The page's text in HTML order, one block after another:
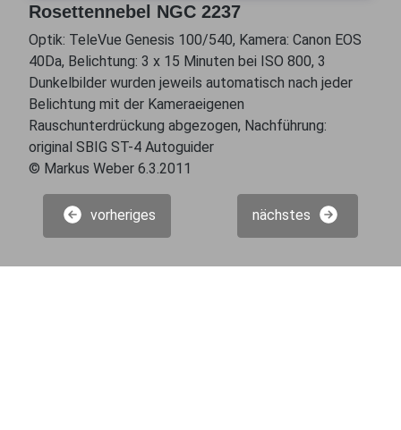
Rosettennebel NGC 2237
Optik: TeleVue Genesis 100/540, Kamera: Canon EOS
40Da, Belichtung: 3 x 15 Minuten bei ISO 800, 3
Dunkelbilder wurden jeweils automatisch nach jeder
Belichtung mit der Kameraeigenen
Rauschunterdrückung abgezogen, Nachführung:
original SBIG ST-4 Autoguider
© Markus Weber 6.3.2011
vorheriges nächstes